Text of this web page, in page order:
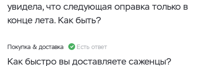
увидела, что следующая оправка только в
конце лета. Как быть?
Покупка & доставка Есть ответ
Как быстро вы доставляете саженцы?